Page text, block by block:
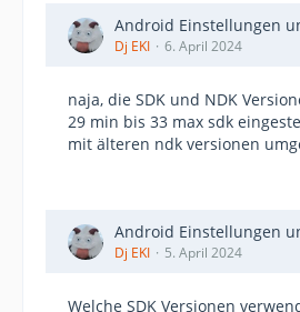
Android Einstellungen
Dj EKI 6. April 2024
naja, die SDK und NDK
29 min bis 33 max sdk
mit älteren ndk versionen
Android Einstellungen
Dj EKI 5. April 2024
Welche SDK Versionen